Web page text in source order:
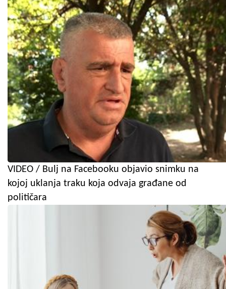
VIDEO / Bulj na Facebooku objavio snimku na
kojoj uklanja traku koja odvaja građane od
političara